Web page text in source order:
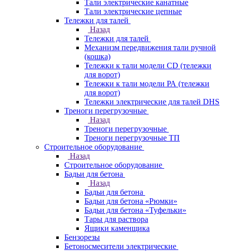
Тали электрические канатные
Тали электрические цепные
Тележки для талей
Назад
Тележки для талей
Механизм передвижения тали ручной
(кошка)
Тележки к тали модели CD (тележки
для ворот)
Тележки к тали модели РА (тележки
для ворот)
Тележки электрические для талей DHS
Треноги перегрузочные
Назад
Треноги перегрузочные
Треноги перегрузочные ТП
Строительное оборудование
Назад
Строительное оборудование
Бадьи для бетона
Назад
Бадьи для бетона
Бадьи для бетона «Рюмки»
Бадьи для бетона «Туфельки»
Тары для раствора
Ящики каменщика
Бензорезы
Бетоносмесители электрические